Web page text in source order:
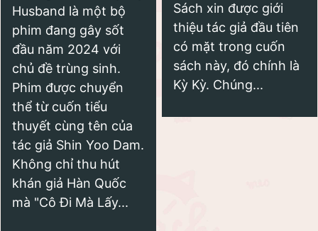
Husband là một bộ
phim đang gây sốt
đầu năm 2024 với
chủ đề trùng sinh.
Phim được chuyển
thể từ cuốn tiểu
thuyết cùng tên của
tác giả Shin Yoo Dam.
Không chỉ thu hút
khán giả Hàn Quốc
mà "Cô Đi Mà Lấy...
Sách xin được giới
thiệu tác giả đầu tiên
có mặt trong cuốn
sách này, đó chính là
Kỳ Kỳ. Chúng...